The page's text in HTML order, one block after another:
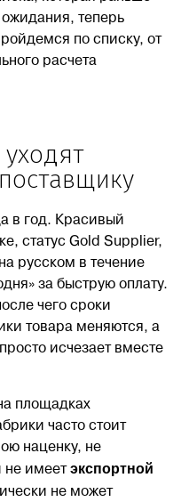
теперь
по списку, от
расчета
в год. Красивый
статус Gold Supplier,
русском в течение
за быструю оплату.
чего сроки
товара меняются, а
исчезает вместе
площадках
часто стоит
наценку, не
не имеет экспортной
не может